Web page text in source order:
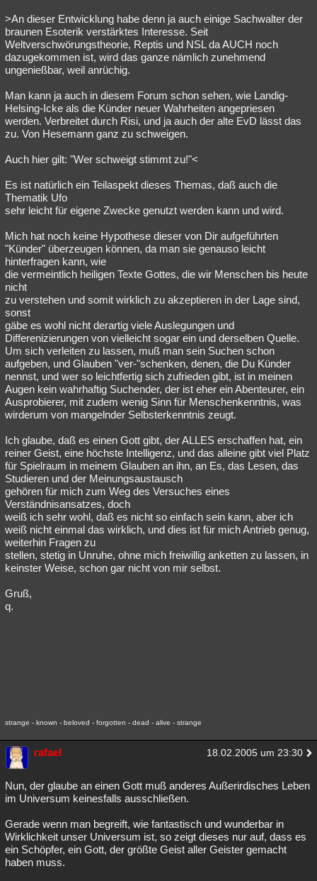
>An dieser Entwicklung habe denn ja auch einige Sachwalter der
braunen Esoterik verstärktes Interesse. Seit
Weltverschwörungstheorie, Reptis und NSL da AUCH noch
dazugekommen ist, wird das ganze nämlich zunehmend
ungenießbar, weil anrüchig.
Man kann ja auch in diesem Forum schon sehen, wie Landig-
Helsing-Icke als die Künder neuer Wahrheiten angepriesen
werden. Verbreitet durch Risi, und ja auch der alte EvD lässt das
zu. Von Hesemann ganz zu schweigen.
Auch hier gilt: "Wer schweigt stimmt zu!"<
Es ist natürlich ein Teilaspekt dieses Themas, daß auch die
Thematik Ufo
sehr leicht für eigene Zwecke genutzt werden kann und wird.
Mich hat noch keine Hypothese dieser von Dir aufgeführten
"Künder" überzeugen können, da man sie genauso leicht
hinterfragen kann, wie
die vermeintlich heiligen Texte Gottes, die wir Menschen bis heute
nicht
zu verstehen und somit wirklich zu akzeptieren in der Lage sind,
sonst
gäbe es wohl nicht derartig viele Auslegungen und
Differenizierungen von vielleicht sogar ein und derselben Quelle.
Um sich verleiten zu lassen, muß man sein Suchen schon
aufgeben, und Glauben "ver-"schenken, denen, die Du Künder
nennst, und wer so leichtfertig sich zufrieden gibt, ist in meinen
Augen kein wahrhaftig Suchender, der ist eher ein Abenteurer, ein
Ausprobierer, mit zudem wenig Sinn für Menschenkenntnis, was
wirderum von mangelnder Selbsterkenntnis zeugt.
Ich glaube, daß es einen Gott gibt, der ALLES erschaffen hat, ein
reiner Geist, eine höchste Intelligenz, und das alleine gibt viel Platz
für Spielraum in meinem Glauben an ihn, an Es, das Lesen, das
Studieren und der Meinungsaustausch
gehören für mich zum Weg des Versuches eines
Verständnisansatzes, doch
weiß ich sehr wohl, daß es nicht so einfach sein kann, aber ich
weiß nicht einmal das wirklich, und dies ist für mich Antrieb genug,
weiterhin Fragen zu
stellen, stetig in Unruhe, ohne mich freiwillig anketten zu lassen, in
keinster Weise, schon gar nicht von mir selbst.
Gruß,
q.
strange - known - beloved - forgotten - dead - alive - strange
rafael 18.02.2005 um 23:30
Nun, der glaube an einen Gott muß anderes Außerirdisches Leben
im Universum keinesfalls ausschließen.
Gerade wenn man begreift, wie fantastisch und wunderbar in
Wirklichkeit unser Universum ist, so zeigt dieses nur auf, dass es
ein Schöpfer, ein Gott, der größte Geist aller Geister gemacht
haben muss.